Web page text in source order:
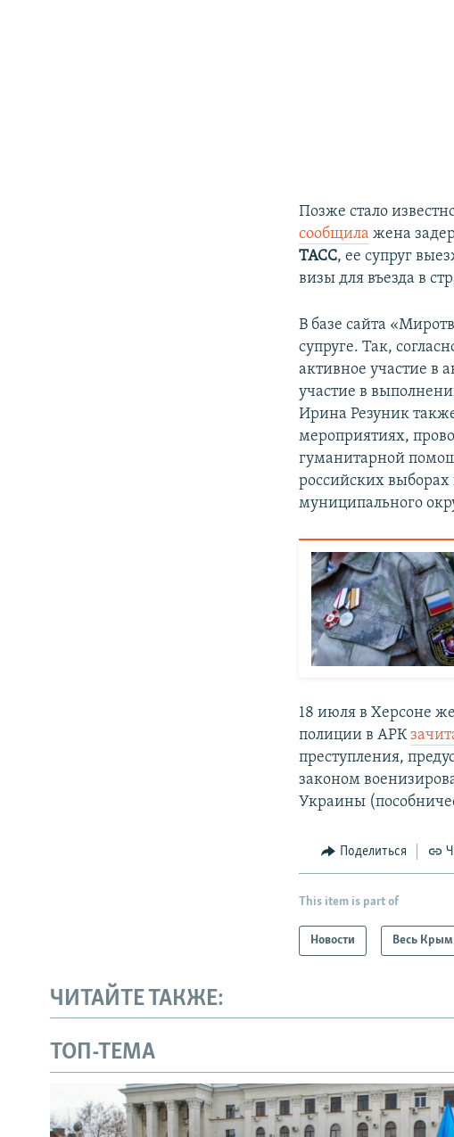
Позже стало
сообщила жена
ТАСС, ее супруг
визы для въезда в
В базе сайта
супруге. Так,
активное участие в
участие в
Ирина Резуник
мероприятиях,
гуманитарной
российских выборах
муниципального
18 июля в Херсоне
полиции в АРК
преступления,
законом
Украины
Поделиться
This item is part of
Новости Весь Крым
ЧИТАЙТЕ ТАКЖЕ:
ТОП-ТЕМА